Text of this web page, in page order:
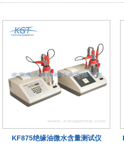
KF875绝缘油微水含量测试仪